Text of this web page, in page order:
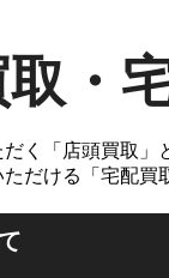
・
く「店頭買取」
だける「宅配